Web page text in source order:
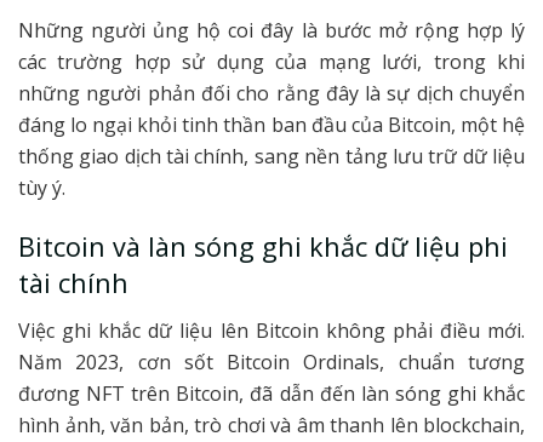
Những người ủng hộ coi đây là bước mở rộng hợp lý
các trường hợp sử dụng của mạng lưới, trong khi
những người phản đối cho rằng đây là sự dịch chuyển
đáng lo ngại khỏi tinh thần ban đầu của Bitcoin, một hệ
thống giao dịch tài chính, sang nền tảng lưu trữ dữ liệu
tùy ý.
Bitcoin và làn sóng ghi khắc dữ liệu phi
tài chính
Việc ghi khắc dữ liệu lên Bitcoin không phải điều mới.
Năm 2023, cơn sốt Bitcoin Ordinals, chuẩn tương
đương NFT trên Bitcoin, đã dẫn đến làn sóng ghi khắc
hình ảnh, văn bản, trò chơi và âm thanh lên blockchain,